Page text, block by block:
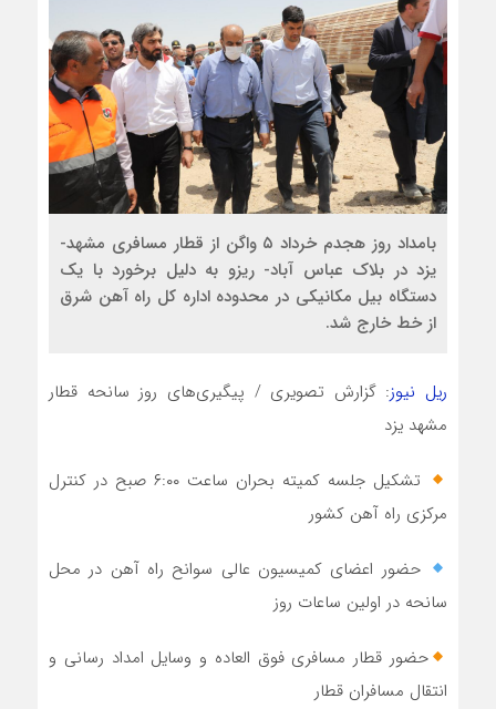
بامداد روز هجدم خرداد ۵ واگن از قطار مسافری مشهد-
یزد در بلاک عباس آباد- ریزو به دلیل برخورد با یک
دستگاه بیل مکانیکی در محدوده اداره کل راه آهن شرق
از خط خارج شد.
ریل نیوز: گزارش تصویری / پیگیری‌های روز سانحه قطار
مشهد یزد
تشکیل جلسه کمیته بحران ساعت ۶:۰۰ صبح در کنترل
مرکزی راه آهن کشور
حضور اعضای کمیسیون عالی سوانح راه آهن در محل
سانحه در اولین ساعات روز
حضور قطار مسافری فوق العاده و وسایل امداد رسانی و
انتقال مسافران قطار